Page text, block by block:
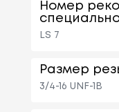
Номер
LS 7
Размер
3/4-16 UNF-1B